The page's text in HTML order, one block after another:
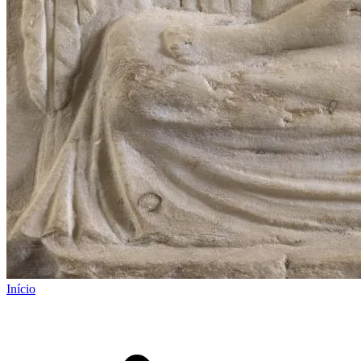
Início